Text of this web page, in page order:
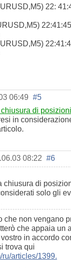
22:
06:49 #5
di
in
08:22 #6
chiusura di
solo gli
che non vengano
che appaia un
in accordo
trova qui
ru/articles/1399.